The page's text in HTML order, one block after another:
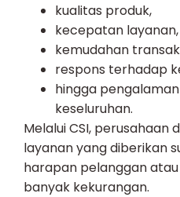
kualitas produk,
kecepatan layanan,
kemudahan
respons terhadap
hingga
keseluruhan.
Melalui CSI,
layanan yang diberikan
harapan pelanggan
banyak kekurangan.